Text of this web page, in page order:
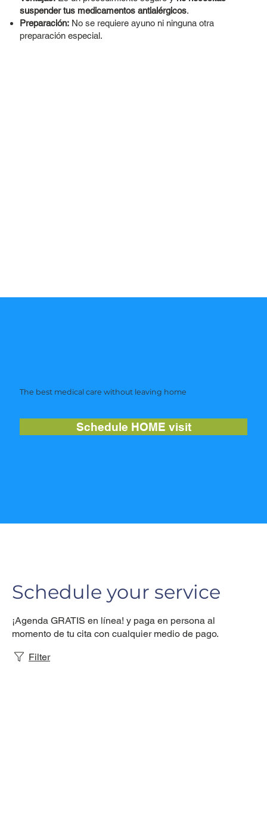
suspender tus medicamentos antialérgicos.
Preparación:No se requiere ayuno ni ninguna otra
preparación especial.
The best medical care without leaving home
Schedule HOME visit
Schedule your service
¡Agenda GRATIS en línea! y paga en persona al
momento de tu cita con cualquier medio de pago.
Filter